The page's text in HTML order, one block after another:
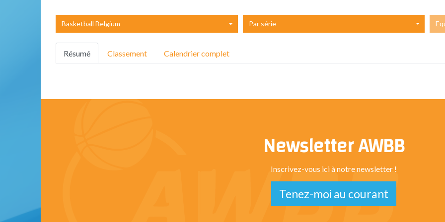
Basketball Belgium Par série
Résumé Classement Calendrier complet
Newsletter AWBB
Inscrivez-vous ici à notre newsletter !
Tenez-moi au courant